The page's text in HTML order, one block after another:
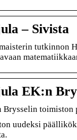
– Sivista
tutkinnon
EK:n
Brysselin
uudeksi